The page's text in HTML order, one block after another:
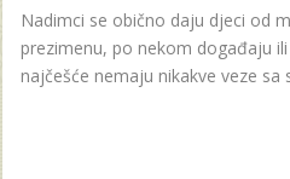
Nadimci se obično daju djeci od
prezimenu, po nekom događaju
najčešće nemaju nikakve veze sa